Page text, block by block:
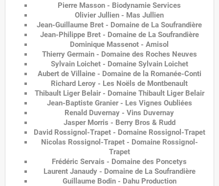
Pierre Masson - Biodynamie Services
Olivier Jullien - Mas Jullien
Jean-Guillaume Bret - Domaine de La Soufrandière
Jean-Philippe Bret - Domaine de La Soufrandière
Dominique Massenot - Amisol
Thierry Germain - Domaine des Roches Neuves
Sylvain Loichet - Domaine Sylvain Loichet
Aubert de Villaine - Domaine de la Romanée-Conti
Richard Leroy - Les Noëls de Montbenault
Thibault Liger Belair - Domaine Thibault Liger Belair
Jean-Baptiste Granier - Les Vignes Oubliées
Renald Duvernay - Vins Duvernay
Jasper Morris - Berry Bros & Rudd
David Rossignol-Trapet - Domaine Rossignol-Trapet
Nicolas Rossignol-Trapet - Domaine Rossignol-
Trapet
Frédéric Servais - Domaine des Poncetys
Laurent Janaudy - Domaine de La Soufrandière
Guillaume Bodin - Dahu Production